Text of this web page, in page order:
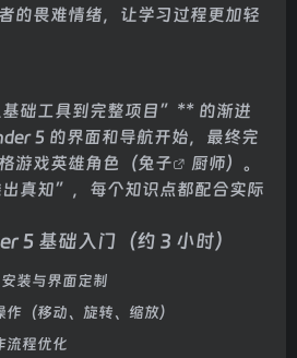
的畏难情绪，让学习过程更加轻
础工具到完整项目”** 的渐进
5 的界面和导航开始，最终完
游戏英雄角色（兔子
厨师）。
真知”，每个知识点都配合实际
5 基础入门（约 3 小时）
装与界面定制
（移动、旋转、缩放）
流程优化